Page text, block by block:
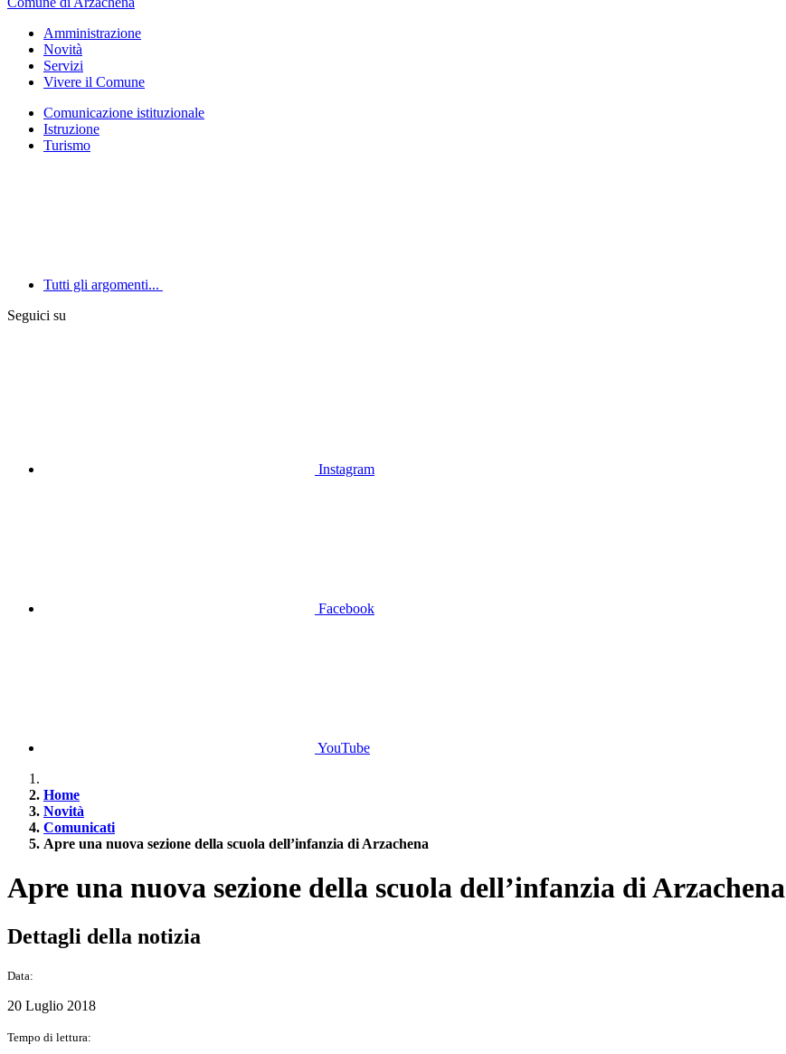
Amministrazione
Novità
Servizi
Vivere il Comune
Comunicazione istituzionale
Istruzione
Turismo
Tutti gli argomenti...
Seguici su
Instagram
Facebook
YouTube
Home
Novità
Comunicati
Apre una nuova sezione della scuola dell’infanzia di Arzachena
Apre una nuova sezione della scuola dell’infanzia di Arzachena
Dettagli della notizia
Data:
20 Luglio 2018
Tempo di lettura: